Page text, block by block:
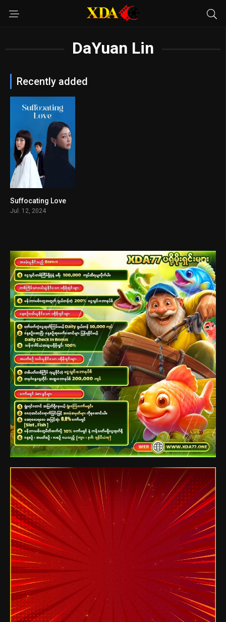
DaYuan Lin
Recently added
5.9
Suffocating Love
Jul. 12, 2024